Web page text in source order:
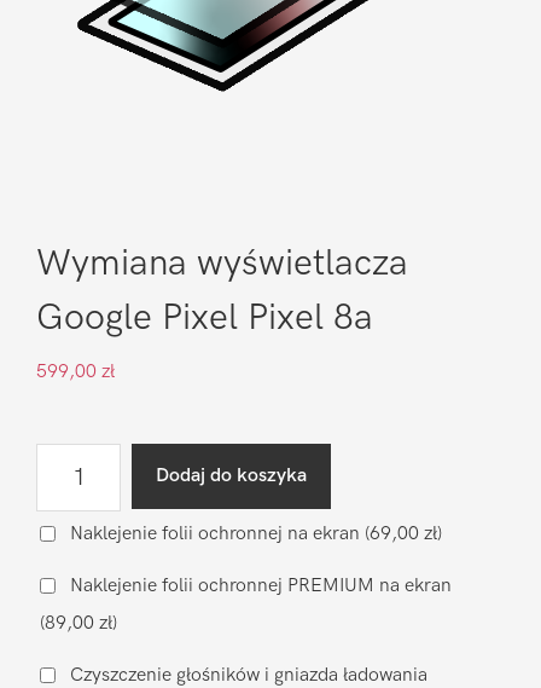
Wymiana wyświetlacza
Google Pixel Pixel 8a
599,00 zł
wyświetlacza
Pixel
Pixel
8a
Dodaj do koszyka
Naklejenie folii ochronnej na ekran (69,00 zł)
Naklejenie folii ochronnej PREMIUM na ekran
(89,00 zł)
Czyszczenie głośników i gniazda ładowania